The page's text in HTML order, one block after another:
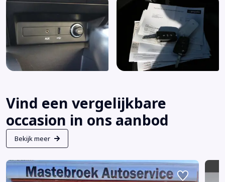
Vind een vergelijkbare
occasion in ons aanbod
Bekijk meer